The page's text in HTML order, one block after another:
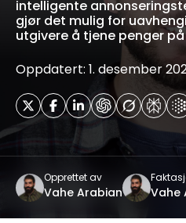
intelligente
gjør det mulig for
utgivere å tjene penger
Oppdatert: 1. desember
Opprettet av
Vahe Arabian Vahe